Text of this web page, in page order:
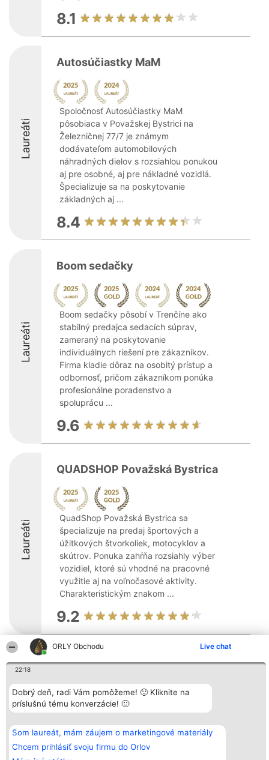
ORLY Obchodu Live chat
22:18
Dobrý deň, radi Vám pomôžeme! 🙂 Kliknite na
príslušnú tému konverzácie! 🙂
Som laureát, mám záujem o marketingové materiály
Chcem prihlásiť svoju firmu do Orlov
8.1
Laureáti
Autosúčiastky MaM
Spoločnosť Autosúčiastky MaM
pôsobiaca v Považskej Bystrici na
Železničnej 77/7 je známym
dodávateľom automobilových
náhradných dielov s rozsiahlou ponukou
aj pre osobné, aj pre nákladné vozidlá.
Špecializuje sa na poskytovanie
základných aj ...
8.4
Laureáti
Boom sedačky
Boom sedačky pôsobí v Trenčíne ako
stabilný predajca sedacích súprav,
zameraný na poskytovanie
individuálnych riešení pre zákazníkov.
Firma kladie dôraz na osobitý prístup a
odbornosť, pričom zákazníkom ponúka
profesionálne poradenstvo a
spoluprácu ...
9.6
Laureáti
QUADSHOP Považská Bystrica
QuadShop Považská Bystrica sa
špecializuje na predaj športových a
úžitkových štvorkoliek, motocyklov a
skútrov. Ponuka zahŕňa rozsiahly výber
vozidiel, ktoré sú vhodné na pracovné
využitie aj na voľnočasové aktivity.
Charakteristickým znakom ...
9.2
Organizátor hodnotenia
Bright Side Solutions sp. z o.
ul. Ruska 22
Wrocław 50-079
KRS 0000749100 | Regon
381313360 | NIP 8943132676
Laureáti
wszystkich
Laureatów
Podmienky
Obchodné
Zásady
osobných
Kontakt